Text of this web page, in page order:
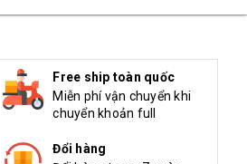
Free ship toàn quốc
Miễn phí vận chuyển khi
chuyển khoản full
Đổi hàng